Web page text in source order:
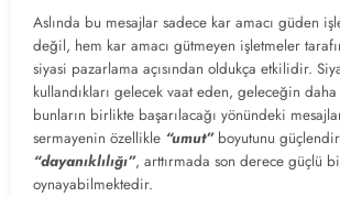
Aslında bu mesajlar sadece kar amacı güden
değil, hem kar amacı gütmeyen işletmeler
siyasi pazarlama açısından oldukça etkilidir.
kullandıkları gelecek vaat eden, geleceğin
bunların birlikte başarılacağı yönündeki
sermayenin özellikle “umut”boyutunu
“dayanıklılığı”, arttırmada son derece güçlü
oynayabilmektedir.